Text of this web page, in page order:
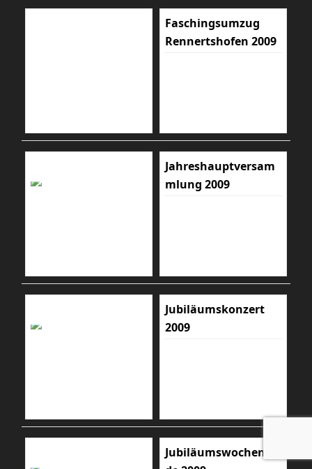
Faschingsumzug
Rennertshofen 2009
Jahreshauptversam
mlung 2009
Jubiläumskonzert
2009
Jubiläumswochenen